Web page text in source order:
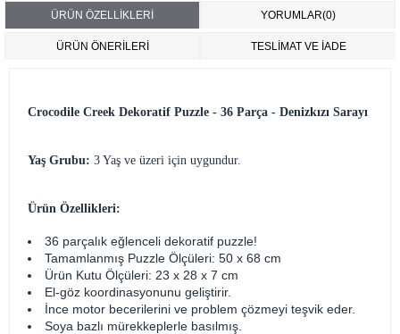
ÜRÜN ÖZELLIKLERI YORUMLAR(0)
ÜRÜN ÖNERILERI TESLİMAT VE İADE
Crocodile Creek Dekoratif Puzzle - 36 Parça - Denizkızı Sarayı
Yaş Grubu: 3 Yaş ve üzeri için uygundur.
Ürün Özellikleri:
36 parçalık eğlenceli dekoratif puzzle!
Tamamlanmış Puzzle Ölçüleri: 50 x 68 cm
Ürün Kutu Ölçüleri: 23 x 28 x 7 cm
El-göz koordinasyonunu geliştirir.
İnce motor becerilerini ve problem çözmeyi teşvik eder.
Soya bazlı mürekkeplerle basılmış.